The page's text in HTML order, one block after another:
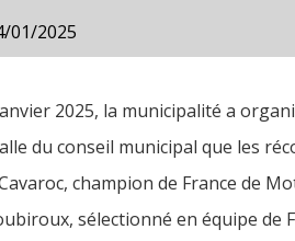
01/2025
2025, la municipalité a
du conseil municipal que les
champion de France de
sélectionné en équipe de